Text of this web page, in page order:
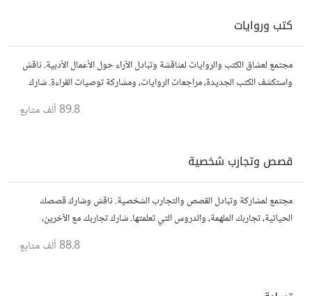
كتب وروايات
مجتمع لعشاق الكتب والروايات لمناقشة وتبادل الآراء حول الأعمال الأدبية. ناقش
واستكشف الكتب الجديدة، مراجعات الروايات، ومشاركة توصيات القراءة. شارك
89.8 ألف متابع
قصص وتجارب شخصية
مجتمع لمشاركة وتبادل القصص والتجارب الشخصية. ناقش وشارك قصصك
الحياتية، تجاربك الملهمة، والدروس التي تعلمتها. شارك تجاربك مع الآخرين،
88.8 ألف متابع